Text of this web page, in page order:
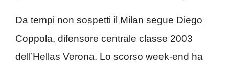
Da tempi non sospetti il Milan segue Diego
Coppola, difensore centrale classe 2003
dell’Hellas Verona. Lo scorso week-end ha